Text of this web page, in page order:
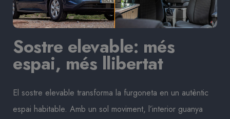
Sostre elevable: més
espai, més llibertat
El sostre elevable transforma la furgoneta en un autèntic
espai habitable. Amb un sol moviment, l’interior guanya